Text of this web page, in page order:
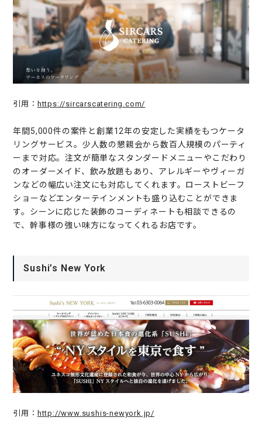
引用： https://sircarscatering.com/
年間5,000件の案件と創業12年の安定した実績をもつケータ
リングサービス。少人数の懇親会から数百人規模のパーティ
ーまで対応。注文が簡単なスタンダードメニューやこだわり
のオーダーメイド、飲み放題もあり、アレルギーやヴィーガ
ンなどの幅広い注文にも対応してくれます。ローストビーフ
ショーなどエンターテインメントも盛り込むことができま
す。シーンに応じた装飾のコーディネートも相談できるの
で、幹事様の強い味方になってくれるお店です。
Sushi’s New York
引用： http://www.sushis-newyork.jp/